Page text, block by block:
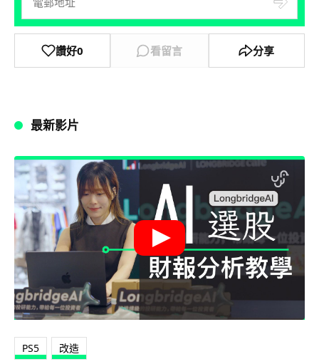
讚好0 看留言 分享
最新影片
PS5 改造